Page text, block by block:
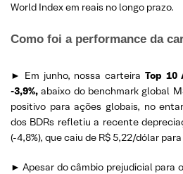
World Index em reais no longo prazo.
Como foi a performance da
► Em junho, nossa carteira Top 10
-3,9%, abaixo do benchmark global
positivo para ações globais, no
dos BDRs refletiu a recente
(-4,8%), que caiu de R$ 5,22/dólar
► Apesar do câmbio prejudicial para